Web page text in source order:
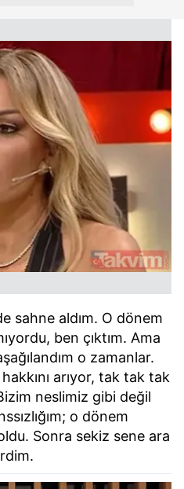
sahne aldım. O dönem
ben çıktım. Ama
o zamanlar.
arıyor, tak tak tak
neslimiz gibi değil
o dönem
Sonra sekiz sene ara